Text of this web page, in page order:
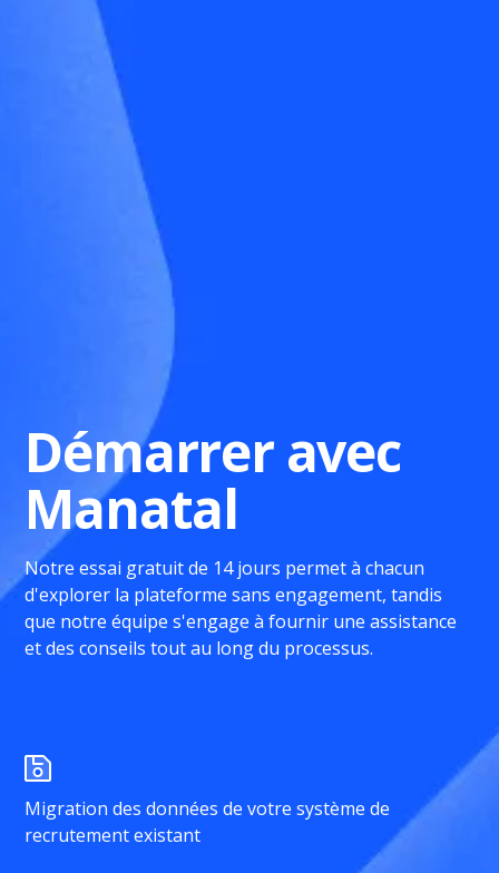
Démarrer avec
Manatal
Notre essai gratuit de 14 jours permet à chacun
d'explorer la plateforme sans engagement, tandis
que notre équipe s'engage à fournir une assistance
et des conseils tout au long du processus.
Migration des données de votre système de
recrutement existant